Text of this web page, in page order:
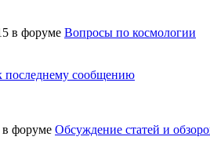
в форуме Вопросы по космологии
в форуме Обсуждение статей и